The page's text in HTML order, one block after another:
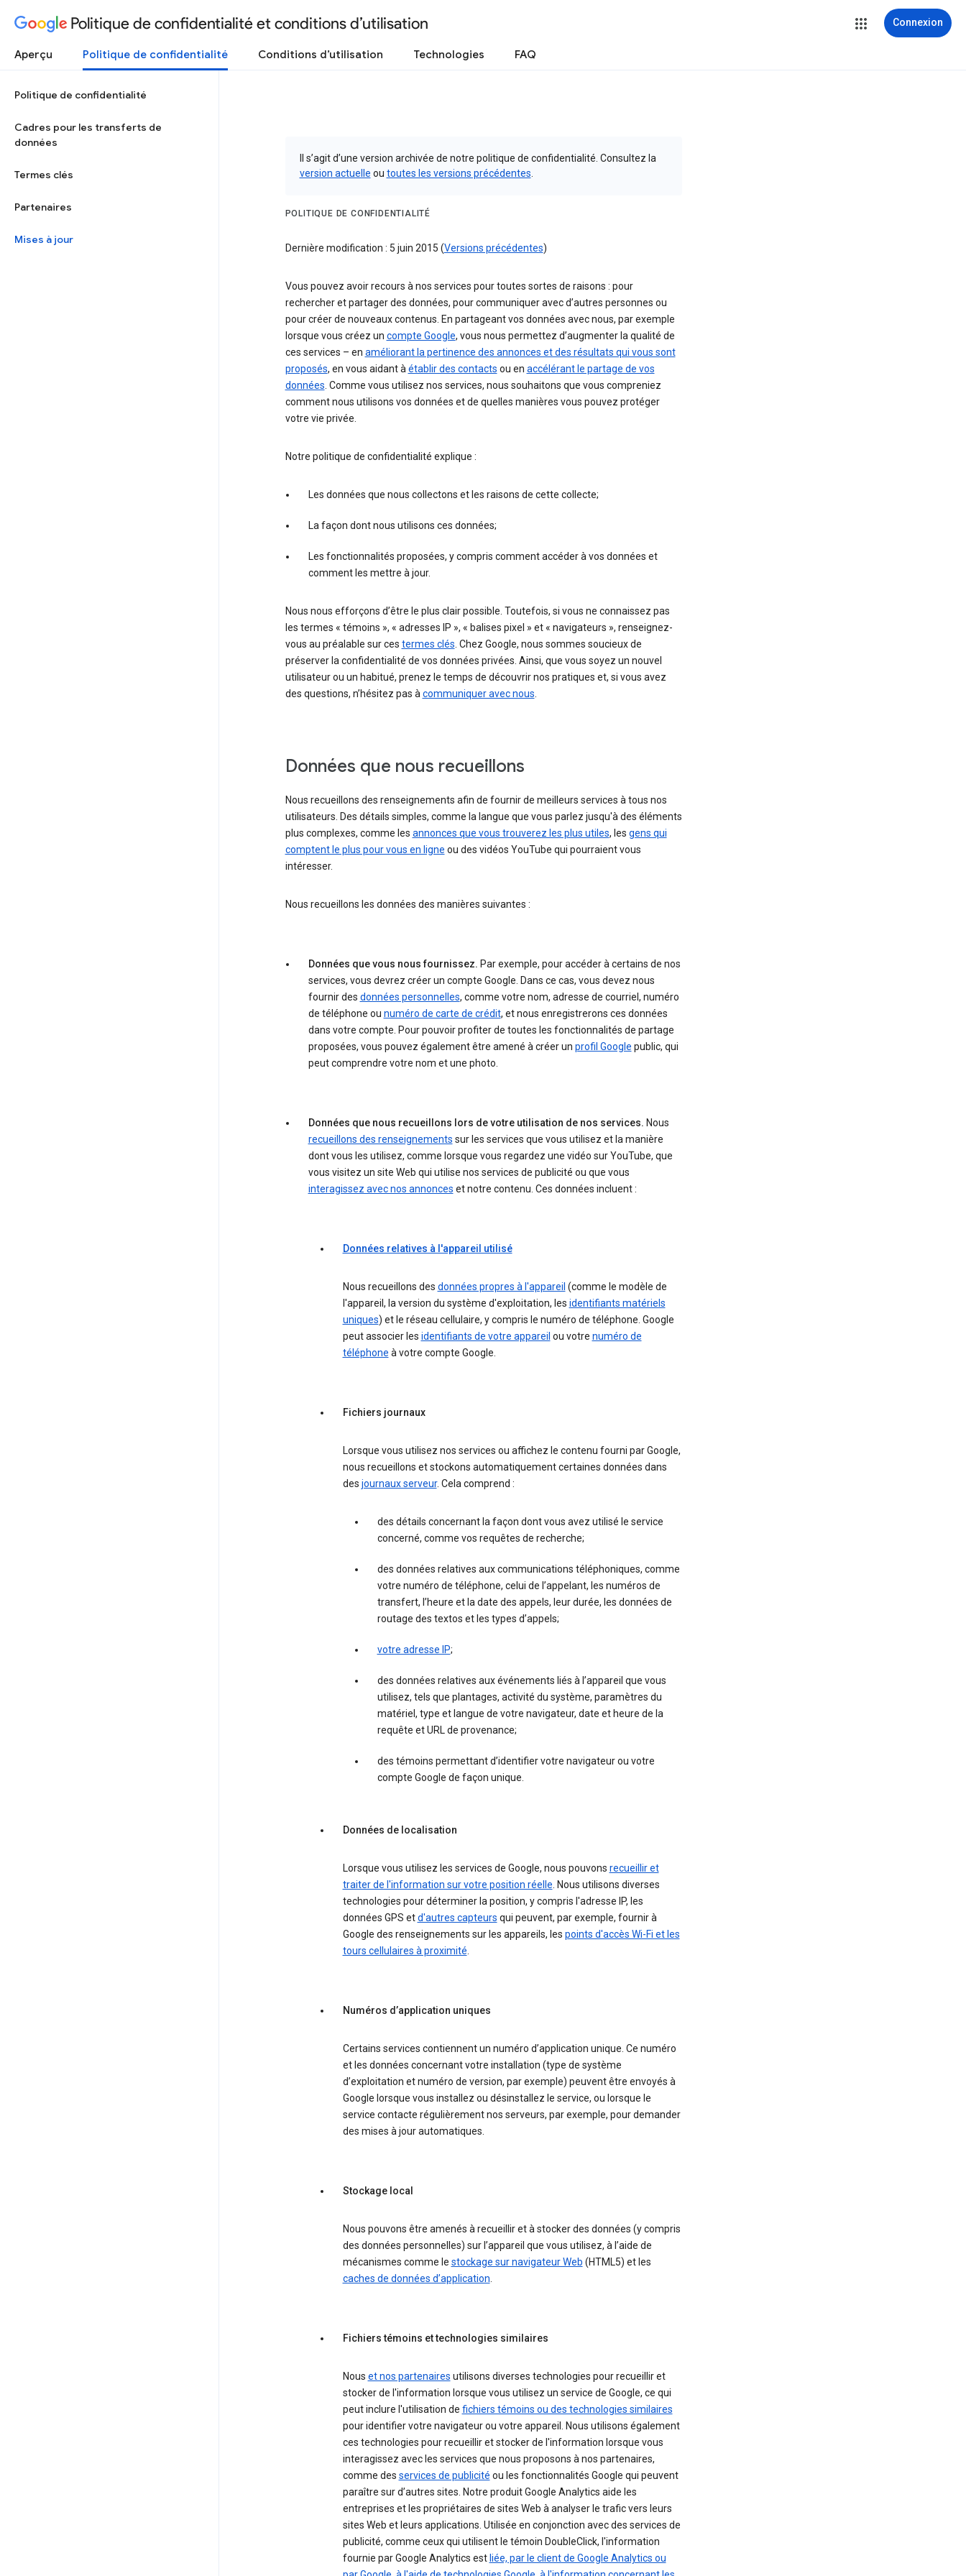
Politique de confidentialité et conditions d’utilisation Connexion
Aperçu Politique de confidentialité Conditions d’utilisation Technologies FAQ
Politique de confidentialité
Cadres pour les transferts de
données
Termes clés
Partenaires
Mises à jour
Il s’agit d’une version archivée de notre politique de confidentialité. Consultez la
version actuelle ou toutes les versions précédentes
POLITIQUE DE CONFIDENTIALITÉ
Dernière modification : 5 juin 2015 (Versions précédentes)
Vous pouvez avoir recours à nos services pour toutes sortes de raisons : pour
rechercher et partager des données, pour communiquer avec d’autres personnes ou
pour créer de nouveaux contenus. En partageant vos données avec nous, par exemple
lorsque vous créez un compte Google, vous nous permettez d’augmenter la qualité de
ces services – en améliorant la pertinence des annonces et des résultats qui vous sont
proposés, en vous aidant àétablir des contacts ou en accélérant le partage de vos
données. Comme vous utilisez nos services, nous souhaitons que vous compreniez
comment nous utilisons vos données et de quelles manières vous pouvez protéger
votre vie privée.
Notre politique de confidentialité explique :
Les données que nous collectons et les raisons de cette collecte;
La façon dont nous utilisons ces données;
Les fonctionnalités proposées, y compris comment accéder à vos données et
comment les mettre à jour.
Nous nous efforçons d’être le plus clair possible. Toutefois, si vous ne connaissez pas
les termes « témoins », « adresses IP », « balises pixel » et « navigateurs », renseignez-
vous au préalable sur ces termes clés. Chez Google, nous sommes soucieux de
préserver la confidentialité de vos données privées. Ainsi, que vous soyez un nouvel
utilisateur ou un habitué, prenez le temps de découvrir nos pratiques et, si vous avez
des questions, n’hésitez pas àcommuniquer avec nous.
Données que nous recueillons
Nous recueillons des renseignements afin de fournir de meilleurs services à tous nos
utilisateurs. Des détails simples, comme la langue que vous parlez jusqu'à des éléments
plus complexes, comme les annonces que vous trouverez les plus utiles, les gens qui
comptent le plus pour vous en ligne ou des vidéos YouTube qui pourraient vous
intéresser.
Nous recueillons les données des manières suivantes :
Données que vous nous fournissez. Par exemple, pour accéder à certains de nos
services, vous devrez créer un compte Google. Dans ce cas, vous devez nous
fournir des données personnelles, comme votre nom, adresse de courriel, numéro
de téléphone ou numéro de carte de crédit, et nous enregistrerons ces données
dans votre compte. Pour pouvoir profiter de toutes les fonctionnalités de partage
proposées, vous pouvez également être amené à créer un profil Google public, qui
peut comprendre votre nom et une photo.
Données que nous recueillons lors de votre utilisation de nos services. Nous
recueillons des renseignements sur les services que vous utilisez et la manière
dont vous les utilisez, comme lorsque vous regardez une vidéo sur YouTube, que
vous visitez un site Web qui utilise nos services de publicité ou que vous
interagissez avec nos annonces et notre contenu. Ces données incluent :
Données relatives à l'appareil utilisé
Nous recueillons des données propres à l'appareil (comme le modèle de
l'appareil, la version du système d'exploitation, les identifiants matériels
uniques) et le réseau cellulaire, y compris le numéro de téléphone. Google
peut associer les identifiants de votre appareil ou votre numéro de
téléphone à votre compte Google.
Fichiers journaux
Lorsque vous utilisez nos services ou affichez le contenu fourni par Google,
nous recueillons et stockons automatiquement certaines données dans
des journaux serveur. Cela comprend :
des détails concernant la façon dont vous avez utilisé le service
concerné, comme vos requêtes de recherche;
des données relatives aux communications téléphoniques, comme
votre numéro de téléphone, celui de l’appelant, les numéros de
transfert, l’heure et la date des appels, leur durée, les données de
routage des textos et les types d’appels;
votre adresse IP;
des données relatives aux événements liés à l’appareil que vous
utilisez, tels que plantages, activité du système, paramètres du
matériel, type et langue de votre navigateur, date et heure de la
requête et URL de provenance;
des témoins permettant d’identifier votre navigateur ou votre
compte Google de façon unique.
Données de localisation
Lorsque vous utilisez les services de Google, nous pouvons recueillir et
traiter de l'information sur votre position réelle. Nous utilisons diverses
technologies pour déterminer la position, y compris l'adresse IP, les
données GPS etd'autres capteurs qui peuvent, par exemple, fournir à
Google des renseignements sur les appareils, les points d'accès Wi-Fi et les
tours cellulaires à proximité.
Numéros d’application uniques
Certains services contiennent un numéro d’application unique. Ce numéro
et les données concernant votre installation (type de système
d’exploitation et numéro de version, par exemple) peuvent être envoyés à
Google lorsque vous installez ou désinstallez le service, ou lorsque le
service contacte régulièrement nos serveurs, par exemple, pour demander
des mises à jour automatiques.
Stockage local
Nous pouvons être amenés à recueillir et à stocker des données (y compris
des données personnelles) sur l’appareil que vous utilisez, à l’aide de
mécanismes comme le stockage sur navigateur Web (HTML5) et les
caches de données d’application.
Fichiers témoins et technologies similaires
Nous et nos partenaires utilisons diverses technologies pour recueillir et
stocker de l'information lorsque vous utilisez un service de Google, ce qui
peut inclure l'utilisation de fichiers témoins ou des technologies similaires
pour identifier votre navigateur ou votre appareil. Nous utilisons également
ces technologies pour recueillir et stocker de l'information lorsque vous
interagissez avec les services que nous proposons à nos partenaires,
comme des services de publicité ou les fonctionnalités Google qui peuvent
paraître sur d’autres sites. Notre produit Google Analytics aide les
entreprises et les propriétaires de sites Web à analyser le trafic vers leurs
sites Web et leurs applications. Utilisée en conjonction avec des services de
publicité, comme ceux qui utilisent le témoin DoubleClick, l'information
fournie par Google Analytics est liée, par le client de Google Analytics ou